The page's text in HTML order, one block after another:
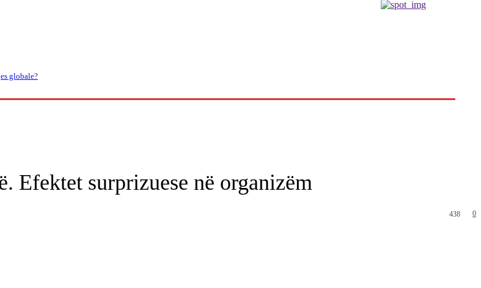
globale?
Efektet surprizuese në organizëm
0
438